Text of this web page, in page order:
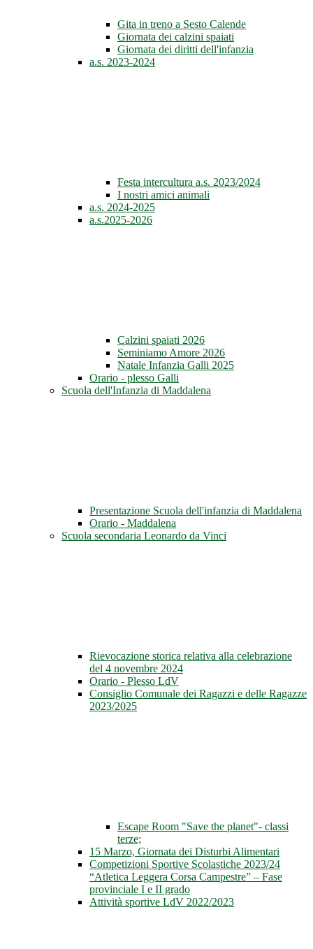
Gita in treno a Sesto Calende
Giornata dei calzini spaiati
Giornata dei diritti dell'infanzia
a.s. 2023-2024
Festa intercultura a.s. 2023/2024
I nostri amici animali
a.s. 2024-2025
a.s.2025-2026
Calzini spaiati 2026
Seminiamo Amore 2026
Natale Infanzia Galli 2025
Orario - plesso Galli
Scuola dell'Infanzia di Maddalena
Presentazione Scuola dell'infanzia di Maddalena
Orario - Maddalena
Scuola secondaria Leonardo da Vinci
Rievocazione storica relativa alla celebrazione
del 4 novembre 2024
Orario - Plesso LdV
Consiglio Comunale dei Ragazzi e delle Ragazze
2023/2025
Escape Room "Save the planet"- classi
terze;
15 Marzo, Giornata dei Disturbi Alimentari
Competizioni Sportive Scolastiche 2023/24
“Atletica Leggera Corsa Campestre” – Fase
provinciale I e II grado
Attività sportive LdV 2022/2023